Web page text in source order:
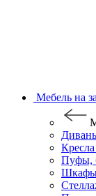
Мебель на
Кресла
Пуфы,
Шкафы